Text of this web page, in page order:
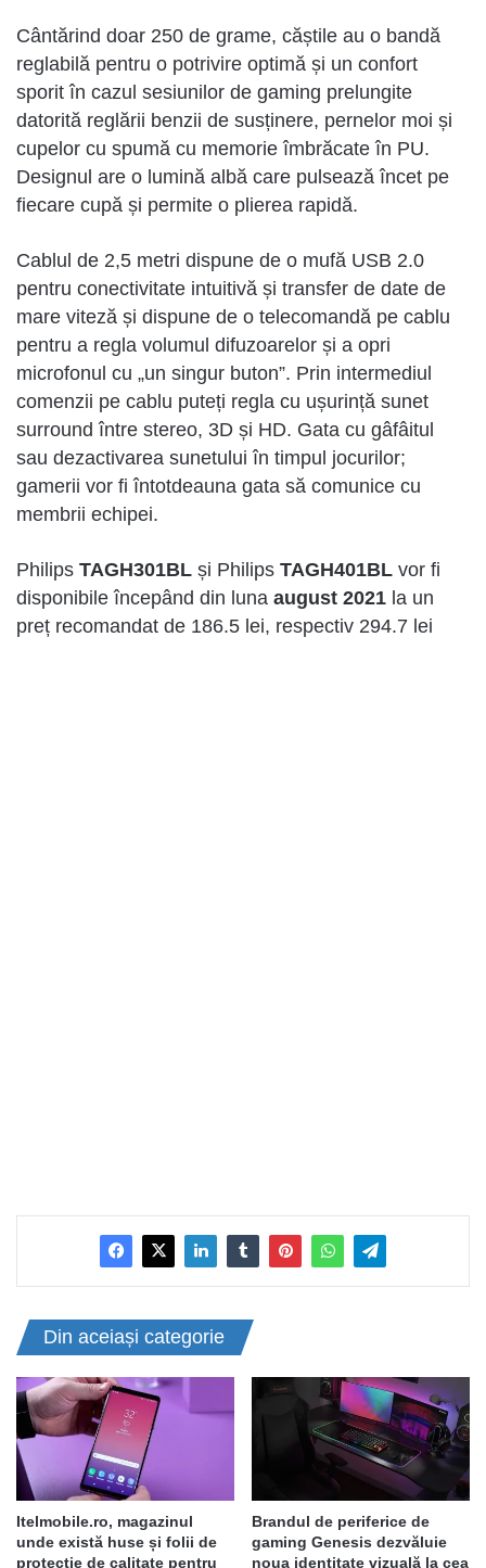
Cântărind doar 250 de grame, căștile au o bandă
reglabilă pentru o potrivire optimă și un confort
sporit în cazul sesiunilor de gaming prelungite
datorită reglării benzii de susținere, pernelor moi și
cupelor cu spumă cu memorie îmbrăcate în PU.
Designul are o lumină albă care pulsează încet pe
fiecare cupă și permite o plierea rapidă.
Cablul de 2,5 metri dispune de o mufă USB 2.0
pentru conectivitate intuitivă și transfer de date de
mare viteză și dispune de o telecomandă pe cablu
pentru a regla volumul difuzoarelor și a opri
microfonul cu „un singur buton”. Prin intermediul
comenzii pe cablu puteți regla cu ușurință sunet
surround între stereo, 3D și HD. Gata cu gâfâitul
sau dezactivarea sunetului în timpul jocurilor;
gamerii vor fi întotdeauna gata să comunice cu
membrii echipei.
Philips TAGH301BL și Philips TAGH401BL vor fi
disponibile începând din luna august 2021 la un
preț recomandat de 186.5 lei, respectiv 294.7 lei
Din aceiași categorie
Itelmobile.ro, magazinul
unde există huse și folii de
protecție de calitate pentru
Brandul de periferice de
gaming Genesis dezvăluie
noua identitate vizuală la cea